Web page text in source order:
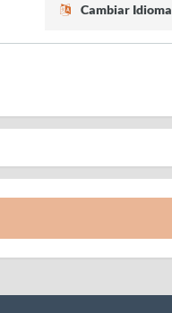
Cambiar Idioma